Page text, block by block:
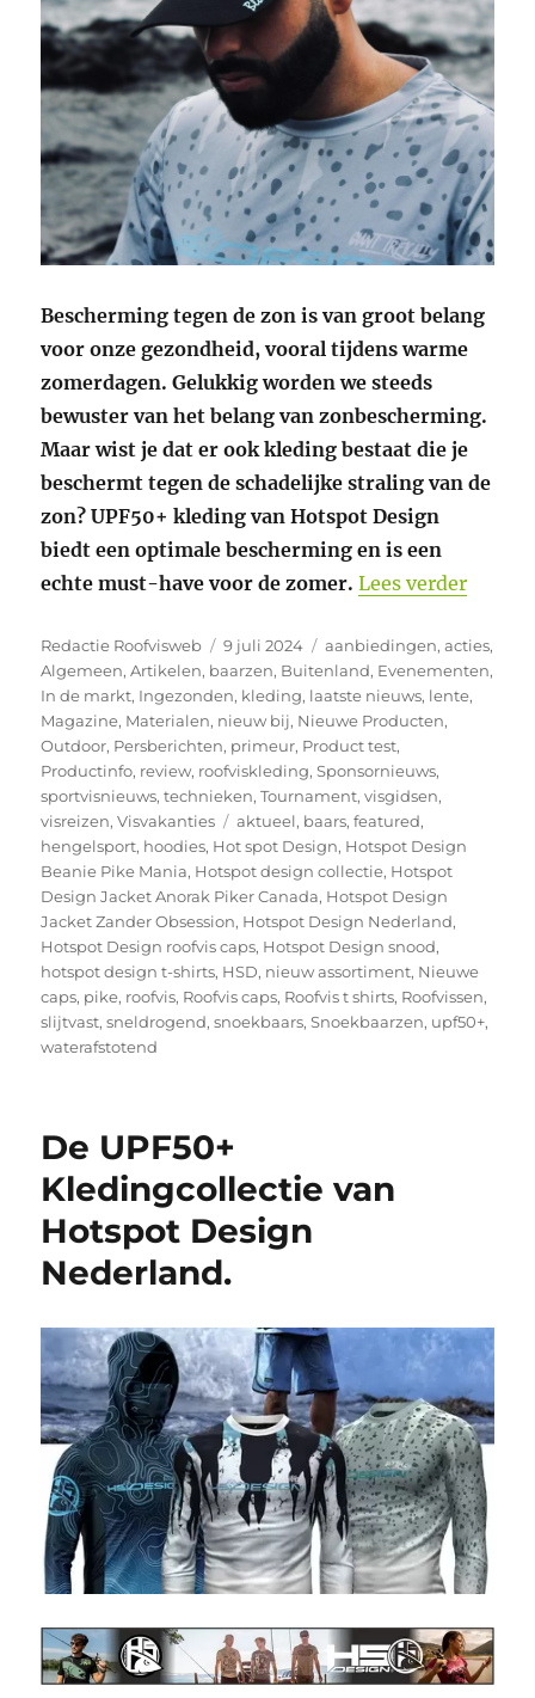
Bescherming tegen de zon is van groot belang
voor onze gezondheid, vooral tijdens warme
zomerdagen. Gelukkig worden we steeds
bewuster van het belang van zonbescherming.
Maar wist je dat er ook kleding bestaat die je
beschermt tegen de schadelijke straling van de
zon? UPF50+ kleding van Hotspot Design
biedt een optimale bescherming en is een
echte must-have voor de zomer. Lees verder
Auteur
Redactie Roofvisweb
Geplaatst
op
9 juli 2024 Categorieën
aanbiedingen,acties,
Algemeen,Artikelen, baarzen, Buitenland, Evenementen,
In de markt, Ingezonden, kleding, laatste nieuws, lente,
Magazine, Materialen, nieuw bij, Nieuwe Producten,
Outdoor, Persberichten, primeur, Product test,
Productinfo, review, roofviskleding,Sponsornieuws,
sportvisnieuws,technieken,Tournament,visgidsen,
visreizen,Visvakanties Tags
aktueel, baars,featured,
hengelsport, hoodies, Hot spot Design, Hotspot Design
Beanie Pike Mania, Hotspot design collectie, Hotspot
Design Jacket Anorak Piker Canada, Hotspot Design
Jacket Zander Obsession, Hotspot Design Nederland,
Hotspot Design roofvis caps, Hotspot Design snood,
hotspot design t-shirts, HSD, nieuw assortiment, Nieuwe
caps, pike, roofvis, Roofvis caps, Roofvis t shirts, Roofvissen,
slijtvast,sneldrogend,snoekbaars,Snoekbaarzen, upf50+,
waterafstotend
De UPF50+
Kledingcollectie van
Hotspot Design
Nederland.